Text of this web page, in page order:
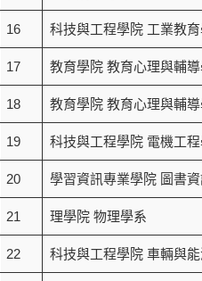
16 科技與工程學院 工業教
17 教育學院 教育心理與輔
18 教育學院 教育心理與輔
19 科技與工程學院 電機工
20 學習資訊專業學院 圖書
21 理學院 物理學系
22 科技與工程學院 車輛與